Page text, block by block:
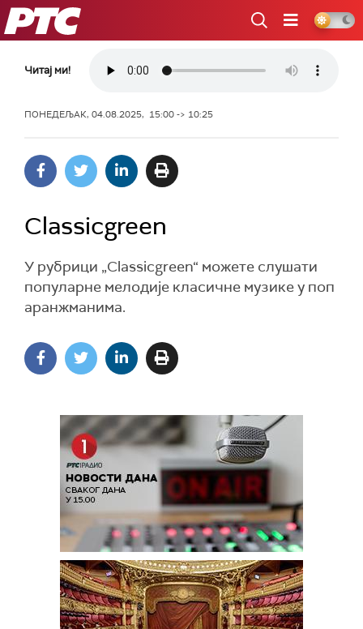
РТС
Читај ми!
ПОНЕДЕЉАК, 04.08.2025, 15:00 -> 10:25
Classicgreen
У рубрици „Classicgreen“ можете слушати
популарне мелодије класичне музике у поп
аранжманима.